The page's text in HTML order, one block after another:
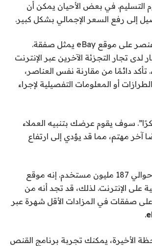
التسليم. في بعض الأحيان يمكن أن
إلى رفع السعر الإجمالي بشكل كبير.
لا تفترض أن كل عنصر على موقع eBay يمثل صفقة.
لدى تجار التجزئة الآخرين عبر الإنترنت
تأكد دائمًا من مقارنة نفس العناصر،
أو المعلومات التفصيلية لإجراء
سوف يقوم عرضك بتنبيه العملاء
آخر مهتم، مما قد يؤدي إلى ارتفاع
لدى موقع eBay حوالي 187 مليون مستخدم. إنه موقع
على الإنترنت. لذلك، قد تجد أنه من
صفقات في المزادات الأقل شهرة عبر
.
الأخيرة، يمكنك تجربة برنامج القنص